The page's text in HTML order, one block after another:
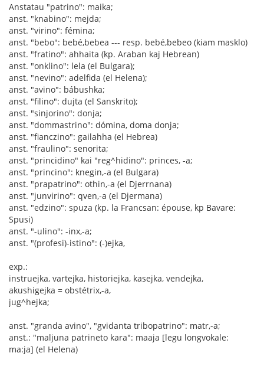
Anstatau "patrino": maika;
anst. "knabino": mejda;
anst. "virino": fémina;
anst. "bebo": bebé,bebea --- resp. bebé,bebeo (kiam masklo)
anst. "fratino": ahhaita (kp. Araban kaj Hebrean)
anst. "onklino": lela (el Bulgara);
anst. "nevino": adelfida (el Helena);
anst. "avino": bábushka;
anst. "filino": dujta (el Sanskrito);
anst. "sinjorino": donja;
anst. "dommastrino": dómina, doma donja;
anst. "fianczino": gailahha (el Hebrea)
anst. "fraulino": senorita;
anst. "princidino" kai "reg^hidino": princes, -a;
anst. "princino": knegin,-a (el Bulgara)
anst. "prapatrino": othin,-a (el Djerrnana)
anst. "junvirino": qven,-a (el Djermana)
anst. "edzino": spuza (kp. la Francsan: épouse, kp Bavare:
Spusi)
anst. "-ulino": -inx,-a;
anst. "(profesi)-istino": (-)ejka,
exp.:
instruejka, vartejka, historiejka, kasejka, vendejka,
akushigejka = obstétrix,-a,
jug^hejka;
anst. "granda avino", "gvidanta tribopatrino": matr,-a;
anst.: "maljuna patrineto kara": maaja [legu longvokale:
ma:ja] (el Helena)